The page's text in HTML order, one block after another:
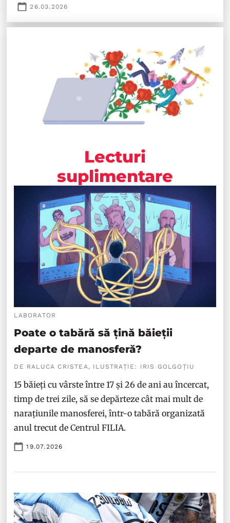
26.03.2026
Lecturi
suplimentare
LABORATOR
Poate o tabără să țină băieții
departe de manosferă?
DE RALUCA CRISTEA, ILUSTRAȚIE: IRIS GOLGOȚIU
15 băieți cu vârste între 17 și 26 de ani au încercat,
timp de trei zile, să se depărteze cât mai mult de
narațiunile manosferei, într-o tabără organizată
anul trecut de Centrul FILIA.
19.07.2026